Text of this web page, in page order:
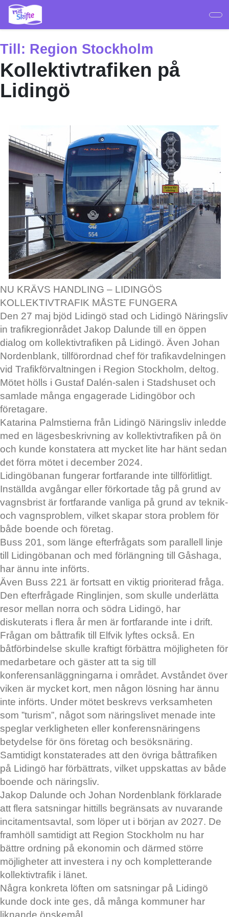
Hoppa
huvudinnehåll
Till: Region Stockholm
Kollektivtrafiken på
Lidingö
NU KRÄVS HANDLING – LIDINGÖS
KOLLEKTIVTRAFIK MÅSTE FUNGERA
Den 27 maj bjöd Lidingö stad och Lidingö Näringsliv
in trafikregionrådet Jakop Dalunde till en öppen
dialog om kollektivtrafiken på Lidingö. Även Johan
Nordenblank, tillförordnad chef för trafikavdelningen
vid Trafikförvaltningen i Region Stockholm, deltog.
Mötet hölls i Gustaf Dalén-salen i Stadshuset och
samlade många engagerade Lidingöbor och
företagare.
Katarina Palmstierna från Lidingö Näringsliv inledde
med en lägesbeskrivning av kollektivtrafiken på ön
och kunde konstatera att mycket lite har hänt sedan
det förra mötet i december 2024.
Lidingöbanan fungerar fortfarande inte tillförlitligt.
Inställda avgångar eller förkortade tåg på grund av
vagnsbrist är fortfarande vanliga på grund av teknik-
och vagnsproblem, vilket skapar stora problem för
både boende och företag.
Buss 201, som länge efterfrågats som parallell linje
till Lidingöbanan och med förlängning till Gåshaga,
har ännu inte införts.
Även Buss 221 är fortsatt en viktig prioriterad fråga.
Den efterfrågade Ringlinjen, som skulle underlätta
resor mellan norra och södra Lidingö, har
diskuterats i flera år men är fortfarande inte i drift.
Frågan om båttrafik till Elfvik lyftes också. En
båtförbindelse skulle kraftigt förbättra möjligheten för
medarbetare och gäster att ta sig till
konferensanläggningarna i området. Avståndet över
viken är mycket kort, men någon lösning har ännu
inte införts. Under mötet beskrevs verksamheten
som ”turism”, något som näringslivet menade inte
speglar verkligheten eller konferensnäringens
betydelse för öns företag och besöksnäring.
Samtidigt konstaterades att den övriga båttrafiken
på Lidingö har förbättrats, vilket uppskattas av både
boende och näringsliv.
Jakop Dalunde och Johan Nordenblank förklarade
att flera satsningar hittills begränsats av nuvarande
incitamentsavtal, som löper ut i början av 2027. De
framhöll samtidigt att Region Stockholm nu har
bättre ordning på ekonomin och därmed större
möjligheter att investera i ny och kompletterande
kollektivtrafik i länet.
Några konkreta löften om satsningar på Lidingö
kunde dock inte ges, då många kommuner har
liknande önskemål.